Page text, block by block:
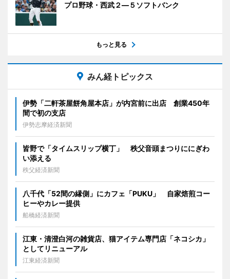
プロ野球・西武２―５ソフトバンク
もっと見る
みん経トピックス
伊勢「二軒茶屋餅角屋本店」が内宮前に出店 創業450年
間で初の支店
伊勢志摩経済新聞
皆野で「タイムスリップ横丁」 秩父音頭まつりににぎわ
い添える
秩父経済新聞
八千代「52間の縁側」にカフェ「PUKU」 自家焙煎コー
ヒーやカレー提供
船橋経済新聞
江東・清澄白河の雑貨店、猫アイテム専門店「ネコシカ」
としてリニューアル
江東経済新聞